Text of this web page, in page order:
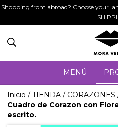
Shopping from abroad? Choose your
MENÚ
Inicio / TIENDA / CORAZONES
Cuadro de Corazon con
escrito.